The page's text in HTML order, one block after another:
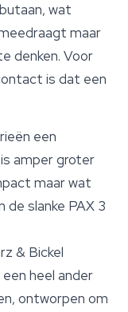
wat
maar
denken. Voor
is dat een
een
amper groter
maar wat
slanke PAX 3
& Bickel
een heel ander
ontworpen om